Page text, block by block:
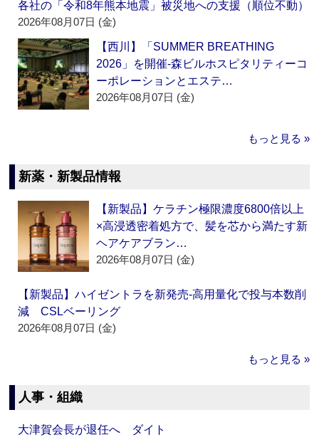
各社の「令和8年熊本地震」被災地への支援（順位不動）
2026年08月07日 (金)
【西川】「SUMMER BREATHING
2026」を開催‐森ビルホスピタリティーコ
ーポレーションとエステ…
2026年08月07日 (金)
もっと見る »
新薬・新製品情報
【新製品】ケラチン極限濃度6800倍以上
×高浸透密着処方で、髪を芯から満たす新
ヘアケアブラン…
2026年08月07日 (金)
【新製品】ハイゼントラを新発売‐高用量化で投与本数削
減 CSLベーリング
2026年08月07日 (金)
もっと見る »
人事・組織
大津賀会長が退任へ ダイト